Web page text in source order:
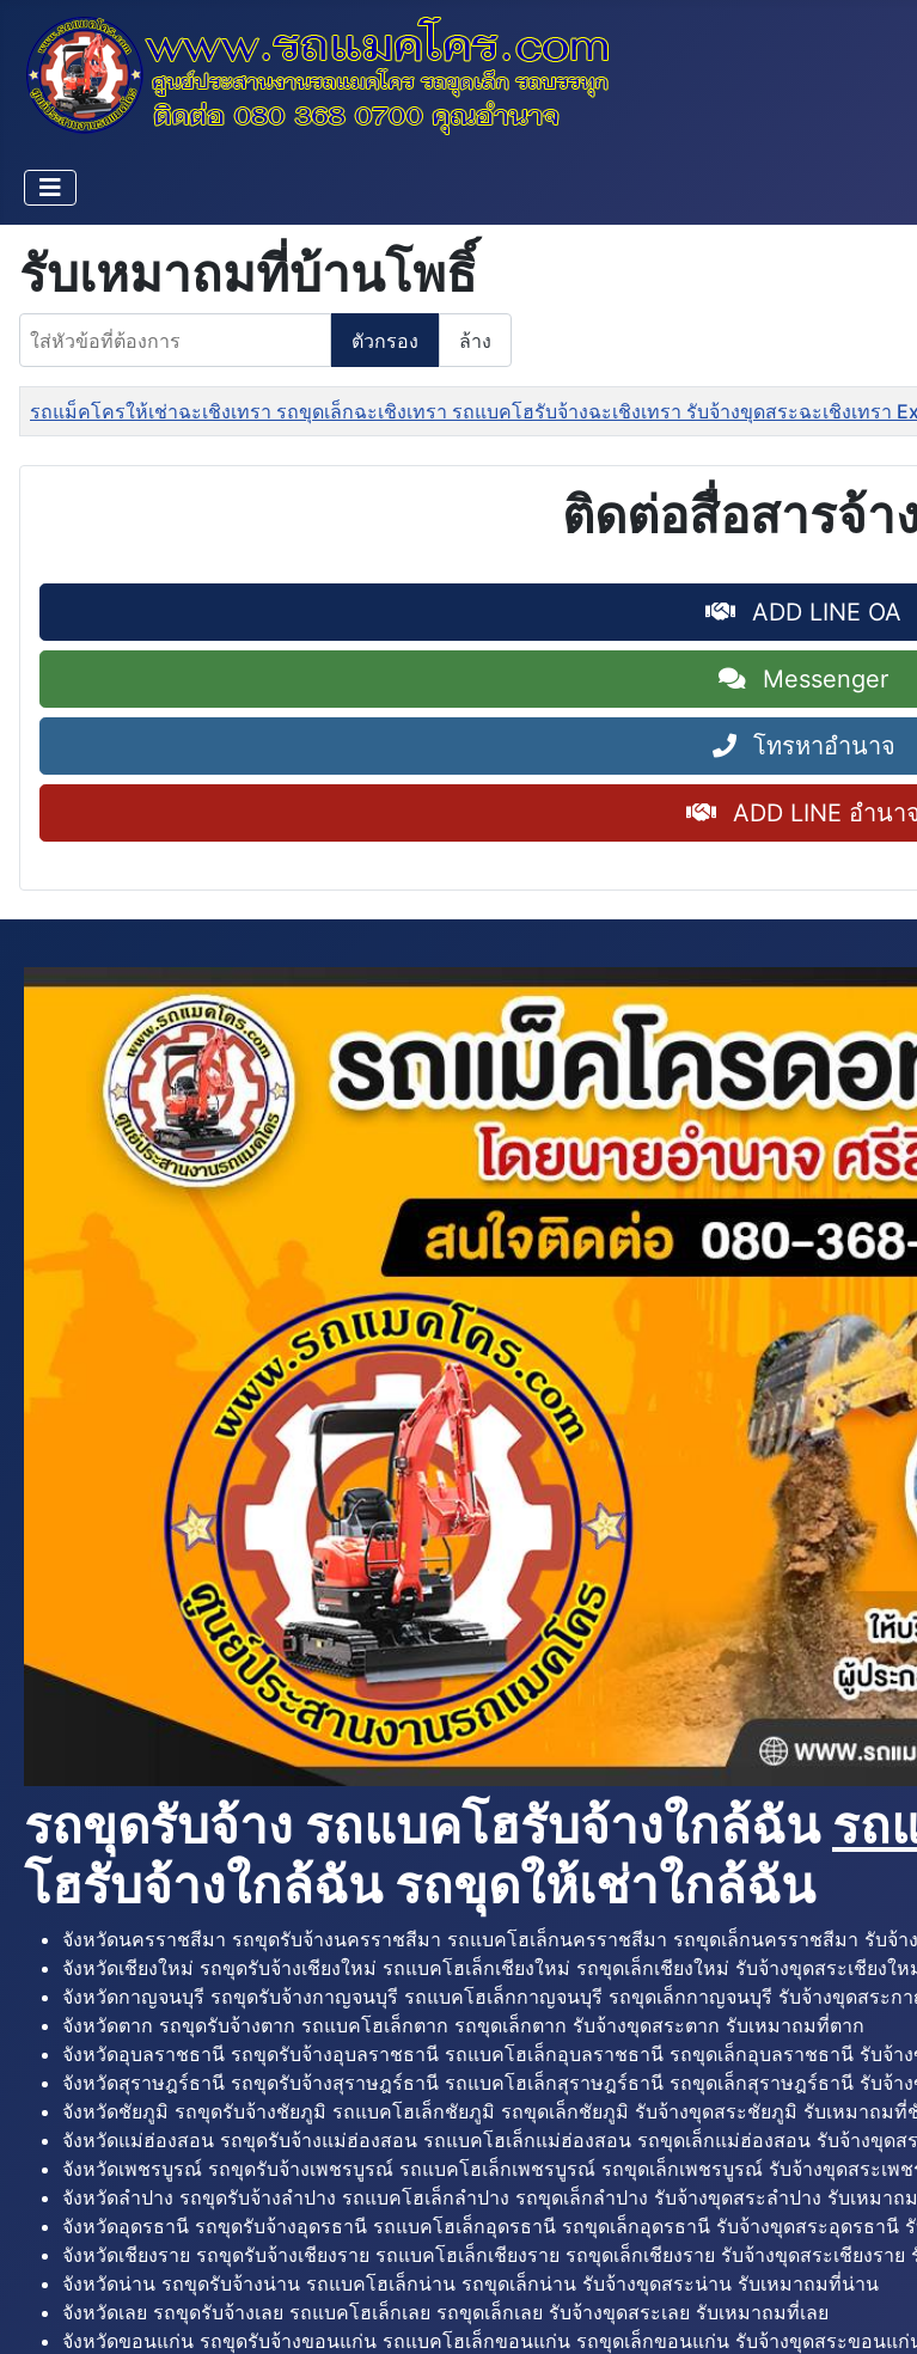
รับเหมาถมที่บ้านโพธิ์
ใส่หัวข้อที่ต้องการ
ตัวกรอง ล้าง
ชื่อ
รถแม็คโครให้เช่าฉะเชิงเทรา รถขุดเล็กฉะเชิงเทรา รถแบคโฮรับจ้างฉะเชิงเทรา รับจ้างขุดสระฉะเชิงเทร
ติดต่อสื่อสารจ้า
ADD LINE OA
Messenger
โทรหาอำนาจ
ADD LINE อำนาจ
รถขุดรับจ้าง รถแบคโฮรับจ้างใกล้ฉัน รถ
โฮรับจ้างใกล้ฉัน รถขุดให้เช่าใกล้ฉัน
จังหวัดนครราชสีมา รถขุดรับจ้างนครราชสีมา รถแบคโฮเล็กนครราชสีมา รถขุดเล็กนครราชสีมา รับจ้
จังหวัดเชียงใหม่ รถขุดรับจ้างเชียงใหม่ รถแบคโฮเล็กเชียงใหม่ รถขุดเล็กเชียงใหม่ รับจ้างขุดสระเชียงใ
จังหวัดกาญจนบุรี รถขุดรับจ้างกาญจนบุรี รถแบคโฮเล็กกาญจนบุรี รถขุดเล็กกาญจนบุรี รับจ้างขุดสระ
จังหวัดตาก รถขุดรับจ้างตาก รถแบคโฮเล็กตาก รถขุดเล็กตาก รับจ้างขุดสระตาก รับเหมาถมที่ตาก
จังหวัดอุบลราชธานี รถขุดรับจ้างอุบลราชธานี รถแบคโฮเล็กอุบลราชธานี รถขุดเล็กอุบลราชธานี รับจ้
จังหวัดสุราษฎร์ธานี รถขุดรับจ้างสุราษฎร์ธานี รถแบคโฮเล็กสุราษฎร์ธานี รถขุดเล็กสุราษฎร์ธานี รับจ้
จังหวัดชัยภูมิ รถขุดรับจ้างชัยภูมิ รถแบคโฮเล็กชัยภูมิ รถขุดเล็กชัยภูมิ รับจ้างขุดสระชัยภูมิ รับเหมาถมที่
จังหวัดแม่ฮ่องสอน รถขุดรับจ้างแม่ฮ่องสอน รถแบคโฮเล็กแม่ฮ่องสอน รถขุดเล็กแม่ฮ่องสอน รับจ้างขุด
จังหวัดเพชรบูรณ์ รถขุดรับจ้างเพชรบูรณ์ รถแบคโฮเล็กเพชรบูรณ์ รถขุดเล็กเพชรบูรณ์ รับจ้างขุดสระเ
จังหวัดลำปาง รถขุดรับจ้างลำปาง รถแบคโฮเล็กลำปาง รถขุดเล็กลำปาง รับจ้างขุดสระลำปาง รับเหมาถ
จังหวัดอุดรธานี รถขุดรับจ้างอุดรธานี รถแบคโฮเล็กอุดรธานี รถขุดเล็กอุดรธานี รับจ้างขุดสระอุดรธานี
จังหวัดเชียงราย รถขุดรับจ้างเชียงราย รถแบคโฮเล็กเชียงราย รถขุดเล็กเชียงราย รับจ้างขุดสระเชียงราย
จังหวัดน่าน รถขุดรับจ้างน่าน รถแบคโฮเล็กน่าน รถขุดเล็กน่าน รับจ้างขุดสระน่าน รับเหมาถมที่น่าน
จังหวัดเลย รถขุดรับจ้างเลย รถแบคโฮเล็กเลย รถขุดเล็กเลย รับจ้างขุดสระเลย รับเหมาถมที่เลย
จังหวัดขอนแก่น รถขุดรับจ้างขอนแก่น รถแบคโฮเล็กขอนแก่น รถขุดเล็กขอนแก่น รับจ้างขุดสระขอนแ